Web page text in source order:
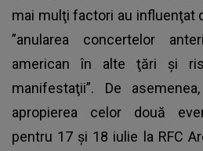
mai mulţi factori au influenţat
”anularea concertelor
american în alte ţări şi
manifestaţii”. De
apropierea celor două
pentru 17 şi 18 iulie la RFC